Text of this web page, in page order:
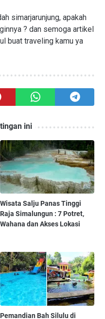
simarjarunjung, apakah
? dan semoga artikel
buat traveling kamu ya
ini
Wisata Salju Panas Tinggi
Raja Simalungun : 7 Potret,
Wahana dan Akses Lokasi
Pemandian Bah Silulu di